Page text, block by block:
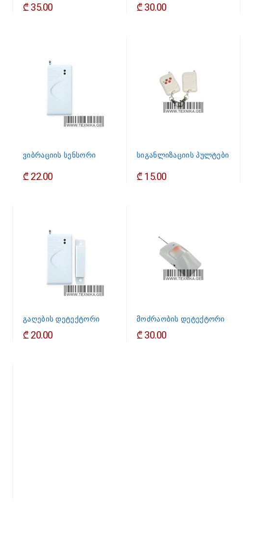
₾ 35.00 ₾ 30.00
ვიბრაციის სენსორი
₾ 22.00
სიგანლიზაციის პულტები
₾ 15.00
გაღების დეტექტორი
₾ 20.00
მოძრაობის დეტექტორი
₾ 30.00